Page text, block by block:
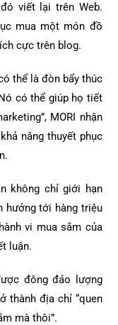
viết lại trên Web.
mua một món đồ
cực trên blog.
thể là đòn bẩy thúc
có thể giúp họ tiết
MORI nhận
năng thuyết phục
không chỉ giới hạn
hưởng tới hàng triệu
vi mua sắm của
luận.
đông đảo lượng
thành địa chỉ “quen
mà thôi”.